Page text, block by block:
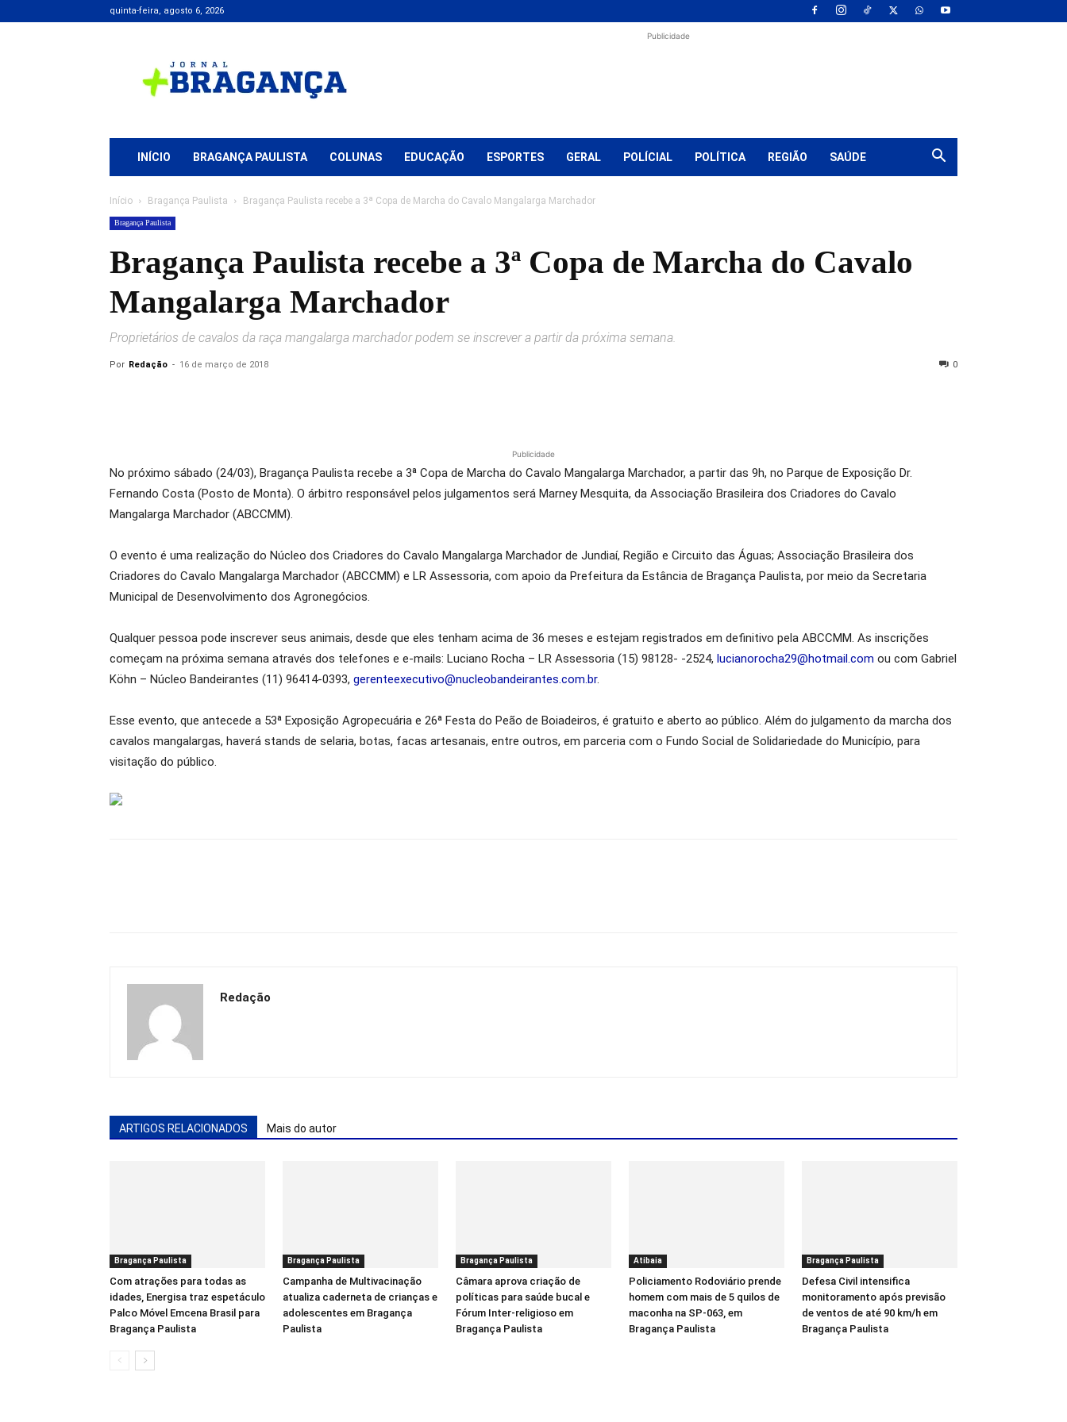
quinta-feira, agosto 6, 2026
+
Bragança
Publicidade
INÍCIO BRAGANÇA PAULISTA COLUNAS EDUCAÇÃO ESPORTES GERAL POLÍCIAL POLÍTICA REGIÃO SAÚDE
Início Bragança Paulista Bragança Paulista recebe a 3ª Copa de Marcha do Cavalo Mangalarga Marchador
Bragança Paulista
Bragança Paulista recebe a 3ª Copa de Marcha do Cavalo
Mangalarga Marchador
Proprietários de cavalos da raça mangalarga marchador podem se inscrever a partir da próxima semana.
Por Redação - 16 de março de 2018 0
Publicidade
No próximo sábado (24/03), Bragança Paulista recebe a 3ª Copa de Marcha do Cavalo Mangalarga Marchador, a partir das 9h, no Parque de Exposição Dr.
Fernando Costa (Posto de Monta). O árbitro responsável pelos julgamentos será Marney Mesquita, da Associação Brasileira dos Criadores do Cavalo
Mangalarga Marchador (ABCCMM).
O evento é uma realização do Núcleo dos Criadores do Cavalo Mangalarga Marchador de Jundiaí, Região e Circuito das Águas; Associação Brasileira dos
Criadores do Cavalo Mangalarga Marchador (ABCCMM) e LR Assessoria, com apoio da Prefeitura da Estância de Bragança Paulista, por meio da Secretaria
Municipal de Desenvolvimento dos Agronegócios.
Qualquer pessoa pode inscrever seus animais, desde que eles tenham acima de 36 meses e estejam registrados em definitivo pela ABCCMM. As inscrições
começam na próxima semana através dos telefones e e-mails: Luciano Rocha – LR Assessoria (15) 98128- -2524, lucianorocha29@hotmail.com ou com Gabriel
Köhn – Núcleo Bandeirantes (11) 96414-0393, gerenteexecutivo@nucleobandeirantes.com.br.
Esse evento, que antecede a 53ª Exposição Agropecuária e 26ª Festa do Peão de Boiadeiros, é gratuito e aberto ao público. Além do julgamento da marcha dos
cavalos mangalargas, haverá stands de selaria, botas, facas artesanais, entre outros, em parceria com o Fundo Social de Solidariedade do Município, para
visitação do público.
Redação
ARTIGOS RELACIONADOS Mais do autor
Bragança Paulista
Com atrações para todas as
idades, Energisa traz espetáculo
Palco Móvel Emcena Brasil para
Bragança Paulista
Bragança Paulista
Campanha de Multivacinação
atualiza caderneta de crianças e
adolescentes em Bragança
Paulista
Bragança Paulista
Câmara aprova criação de
políticas para saúde bucal e
Fórum Inter-religioso em
Bragança Paulista
Atibaia
Policiamento Rodoviário prende
homem com mais de 5 quilos de
maconha na SP-063, em
Bragança Paulista
Bragança Paulista
Defesa Civil intensifica
monitoramento após previsão
de ventos de até 90 km/h em
Bragança Paulista